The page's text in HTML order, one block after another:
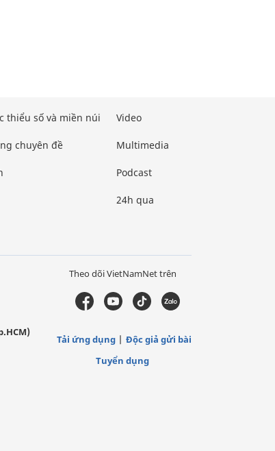
thiểu số và miền núi
chuyên đề
Video
Multimedia
Podcast
24h qua
Theo dõi VietNamNet trên
Tải ứng dụng
Độc giả gửi bài
Tuyển dụng